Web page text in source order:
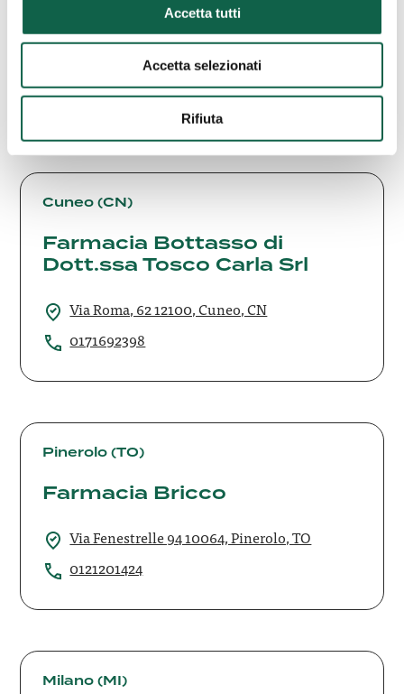
Accetta tutti
Accetta selezionati
Rifiuta
farmacia borgese
Via Nazionale Sud 397 89025, Rosarno, RC
3760806780
Cuneo (CN)
Farmacia Bottasso di
Dott.ssa Tosco Carla Srl
Via Roma, 62 12100, Cuneo, CN
0171692398
Farmacia
Bottasso
Dott.ssa
Tosco
Pinerolo (TO)
Farmacia Bricco
Via Fenestrelle 94 10064, Pinerolo, TO
0121201424
Farmacia
Bricco
Milano (MI)
Farmacia
Buenos